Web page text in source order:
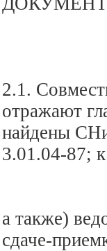
2.1.
отражают
найдены
3.01.04-87;
а также)
сдаче-